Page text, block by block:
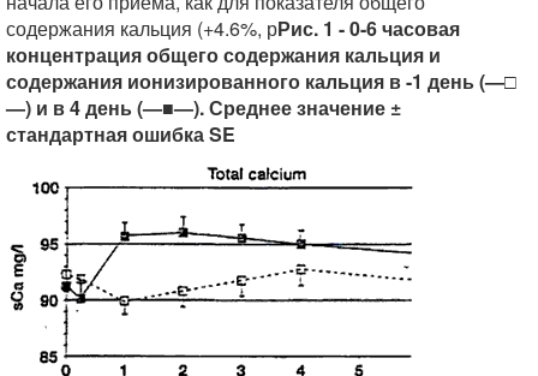
содержания кальция (+4.6%, рРис. 1 - 0-6 часовая
концентрация общего содержания кальция и
содержания ионизированного кальция в -1 день (—□
—) и в 4 день (—■—). Среднее значение ±
стандартная ошибка SE